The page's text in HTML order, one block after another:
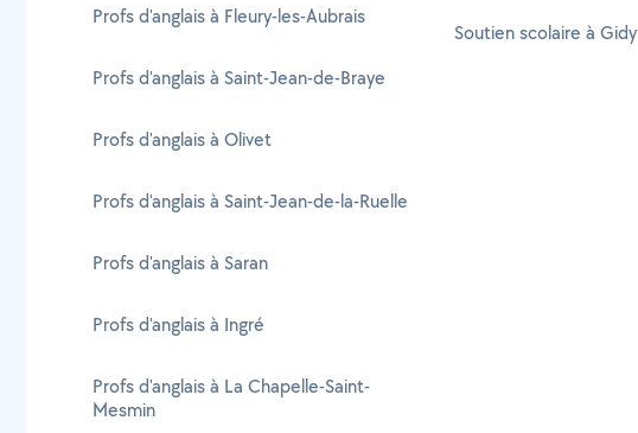
Profs d'anglais à Fleury-les-Aubrais
Profs d'anglais à Saint-Jean-de-Braye
Profs d'anglais à Olivet
Profs d'anglais à Saint-Jean-de-la-Ruelle
Profs d'anglais à Saran
Profs d'anglais à Ingré
Profs d'anglais à La Chapelle-Saint-
Mesmin
Soutien scolaire à Gidy